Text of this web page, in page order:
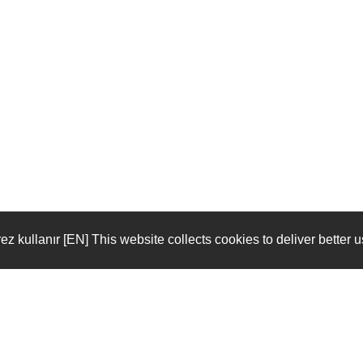
kullanır [EN] This website collects cookies to deliver better